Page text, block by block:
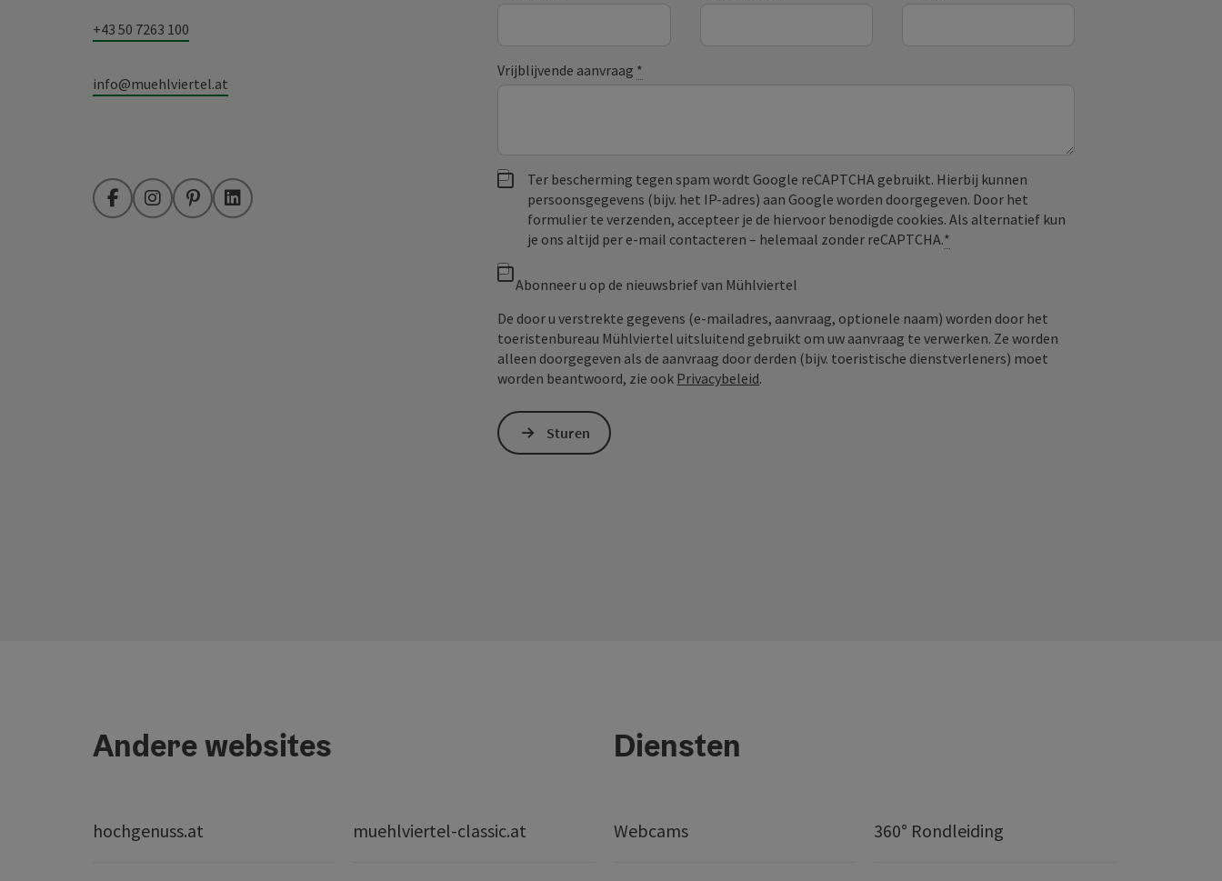
+43 50 7263 100
info@muehlviertel.at
FacebookInstagramPinterestLinkedIn
Vrijblijvende aanvraag *
Ter bescherming tegen spam wordt Google reCAPTCHA gebruikt. Hierbij kunnen
persoonsgegevens (bijv. het IP-adres) aan Google worden doorgegeven. Door het
formulier te verzenden, accepteer je de hiervoor benodigde cookies. Als alternatief kun
je ons altijd per e‑mail contacteren – helemaal zonder reCAPTCHA.*
Abonneer u op de nieuwsbrief van Mühlviertel
De door u verstrekte gegevens (e-mailadres, aanvraag, optionele naam) worden door het
toeristenbureau Mühlviertel uitsluitend gebruikt om uw aanvraag te verwerken. Ze worden
alleen doorgegeven als de aanvraag door derden (bijv. toeristische dienstverleners) moet
worden beantwoord, zie ook Privacybeleid.
Sturen
Andere websites
hochgenuss.at muehlviertel-classic.at
Diensten
Webcams 360° Rondleiding